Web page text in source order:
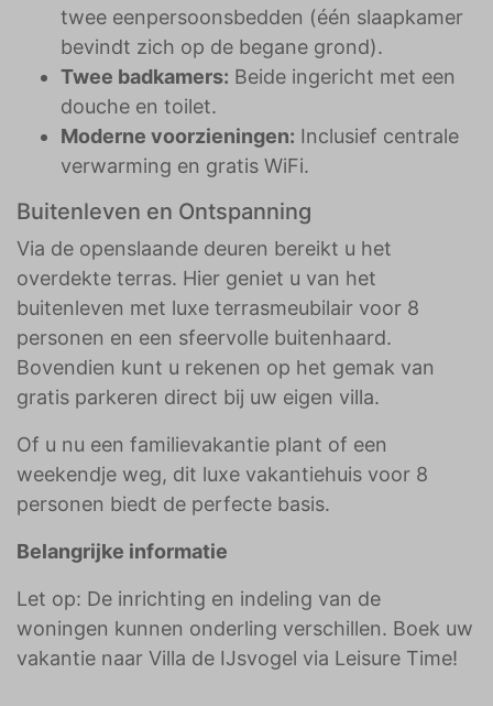
twee eenpersoonsbedden (één slaapkamer
bevindt zich op de begane grond).
Twee badkamers: Beide ingericht met een
douche en toilet.
Moderne voorzieningen: Inclusief centrale
verwarming en gratis WiFi.
Buitenleven en Ontspanning
Via de openslaande deuren bereikt u het
overdekte terras. Hier geniet u van het
buitenleven met luxe terrasmeubilair voor 8
personen en een sfeervolle buitenhaard.
Bovendien kunt u rekenen op het gemak van
gratis parkeren direct bij uw eigen villa.
Of u nu een familievakantie plant of een
weekendje weg, dit luxe vakantiehuis voor 8
personen biedt de perfecte basis.
Belangrijke informatie
Let op: De inrichting en indeling van de
woningen kunnen onderling verschillen. Boek uw
vakantie naar Villa de IJsvogel via Leisure Time!